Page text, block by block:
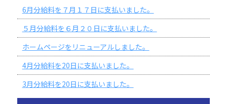
6月分給料を７月１７日に支払いました。
５月分給料を６月２０日に支払いました。
ホームページをリニューアルしました。
4月分給料を20日に支払いました。
3月分給料を20日に支払いました。